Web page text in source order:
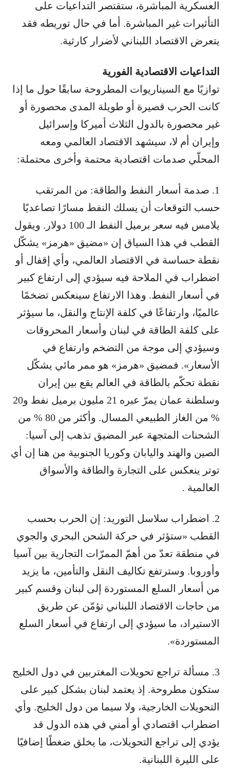
العسكرية المباشرة، ستقتصر التداعيات على
التأثيرات غير المباشرة. أما في حال توريطه فقد
يتعرض الاقتصاد اللبناني لأضرار كارثية.
التداعيات الاقتصادية الفورية
توازيًا مع السيناريوات المطروحة سابقًا حول ما إذا
كانت الحرب قصيرة أو طويلة المدى محصورة أو
غير محصورة بالدول الثلاث أميركا وإسرائيل
وإيران أم لا، سيشهد الاقتصاد العالمي ومعه
المحلّي صدمات اقتصادية محتمة وأخرى محتملة:
1. صدمة أسعار النفط والطاقة: من المرتقب
حسب التوقعات أن يسلك النفط مسارًا تصاعديًا
يلامس فيه سعر برميل النفط الـ 100 دولار. ويقول
القطب في هذا السياق إن «مضيق «هرمز» يشكّل
نقطة حساسة في الاقتصاد العالمي، وأي إقفال أو
اضطراب في الملاحة فيه سيؤدي إلى ارتفاع كبير
في أسعار النفط. وهذا الارتفاع سينعكس تضخمًا
عالميًا، وارتفاعًا في كلفة الإنتاج والنقل، ما سيؤثر
على كلفة الطاقة في لبنان وأسعار المحروقات
وسيؤدي إلى موجة من التضخم وارتفاع في
الأسعار». فمضيق «هرمز» هو ممر مائي يشكّل
نقطة تحكّم بالطاقة في العالم يقع بين إيران
وسلطنة عمان يمرّ عبره 21 مليون برميل نفط و20
% من الغاز الطبيعي المسال. وأكثر من 80 % من
الشحنات المتجهة عبر المضيق تذهب إلى آسيا:
الصين والهند واليابان وكوريا الجنوبية من هنا إن أي
توتر ينعكس على التجارة والطاقة والأسواق
العالمية .
2. اضطراب سلاسل التوريد: إن الحرب بحسب
القطب «ستؤثر في حركة الشحن البحري والجوي
في منطقة تعدّ من أهمّ الممرّات التجارية بين آسيا
وأوروبا. وسترتفع تكاليف النقل والتأمين، ما يزيد
من أسعار السلع المستوردة إلى لبنان وقسم كبير
من حاجات الاقتصاد اللبناني تؤمّن عن طريق
الاستيراد، ما سيؤدي إلى ارتفاع في أسعار السلع
المستوردة».
3. مسألة تراجع تحويلات المغتربين في دول الخليج
ستكون مطروحة. إذ يعتمد لبنان بشكل كبير على
التحويلات الخارجية، ولا سيما من دول الخليج. وأي
اضطراب اقتصادي أو أمني في هذه الدول قد
يؤدي إلى تراجع التحويلات، ما يخلق ضغطًا إضافيًا
على الليرة اللبنانية.